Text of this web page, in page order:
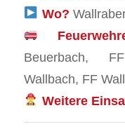
Wo?
Beuerbach,
Wallbach, FF
Weitere